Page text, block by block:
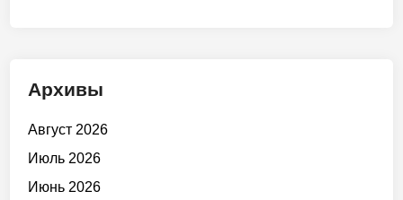
Архивы
Август 2026
Июль 2026
Июнь 2026